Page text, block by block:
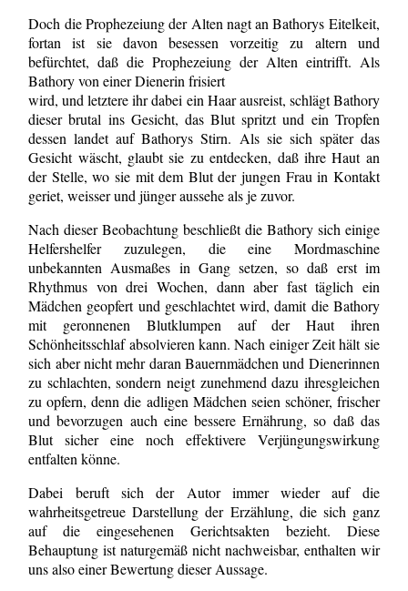
Doch die Prophezeiung der Alten nagt an Bathorys Eitelkeit,
fortan ist sie davon besessen vorzeitig zu altern und
befürchtet, daß die Prophezeiung der Alten eintrifft. Als
Bathory von einer Dienerin frisiert
wird, und letztere ihr dabei ein Haar ausreist, schlägt Bathory
dieser brutal ins Gesicht, das Blut spritzt und ein Tropfen
dessen landet auf Bathorys Stirn. Als sie sich später das
Gesicht wäscht, glaubt sie zu entdecken, daß ihre Haut an
der Stelle, wo sie mit dem Blut der jungen Frau in Kontakt
geriet, weisser und jünger aussehe als je zuvor.
Nach dieser Beobachtung beschließt die Bathory sich einige
Helfershelfer zuzulegen, die eine Mordmaschine
unbekannten Ausmaßes in Gang setzen, so daß erst im
Rhythmus von drei Wochen, dann aber fast täglich ein
Mädchen geopfert und geschlachtet wird, damit die Bathory
mit geronnenen Blutklumpen auf der Haut ihren
Schönheitsschlaf absolvieren kann. Nach einiger Zeit hält sie
sich aber nicht mehr daran Bauernmädchen und Dienerinnen
zu schlachten, sondern neigt zunehmend dazu ihresgleichen
zu opfern, denn die adligen Mädchen seien schöner, frischer
und bevorzugen auch eine bessere Ernährung, so daß das
Blut sicher eine noch effektivere Verjüngungswirkung
entfalten könne.
Dabei beruft sich der Autor immer wieder auf die
wahrheitsgetreue Darstellung der Erzählung, die sich ganz
auf die eingesehenen Gerichtsakten bezieht. Diese
Behauptung ist naturgemäß nicht nachweisbar, enthalten wir
uns also einer Bewertung dieser Aussage.